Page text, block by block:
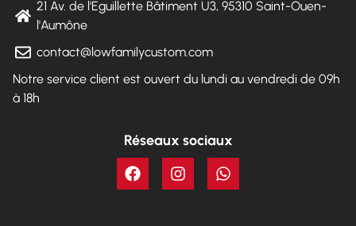
21 Av. de l'Eguillette Bâtiment U3, 95310 Saint-Ouen-
l'Aumône
contact@lowfamilycustom.com
Notre service client est ouvert du lundi au vendredi de 09h
à 18h
Réseaux sociaux